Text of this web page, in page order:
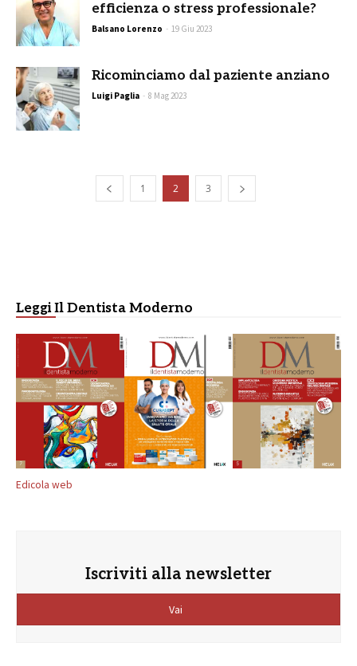
efficienza o stress professionale?
Balsano Lorenzo - 19 Giu 2023
Ricominciamo dal paziente anziano
Luigi Paglia - 8 Mag 2023
1 2 3
Leggi Il Dentista Moderno
Edicola web
Iscriviti alla newsletter
Vai